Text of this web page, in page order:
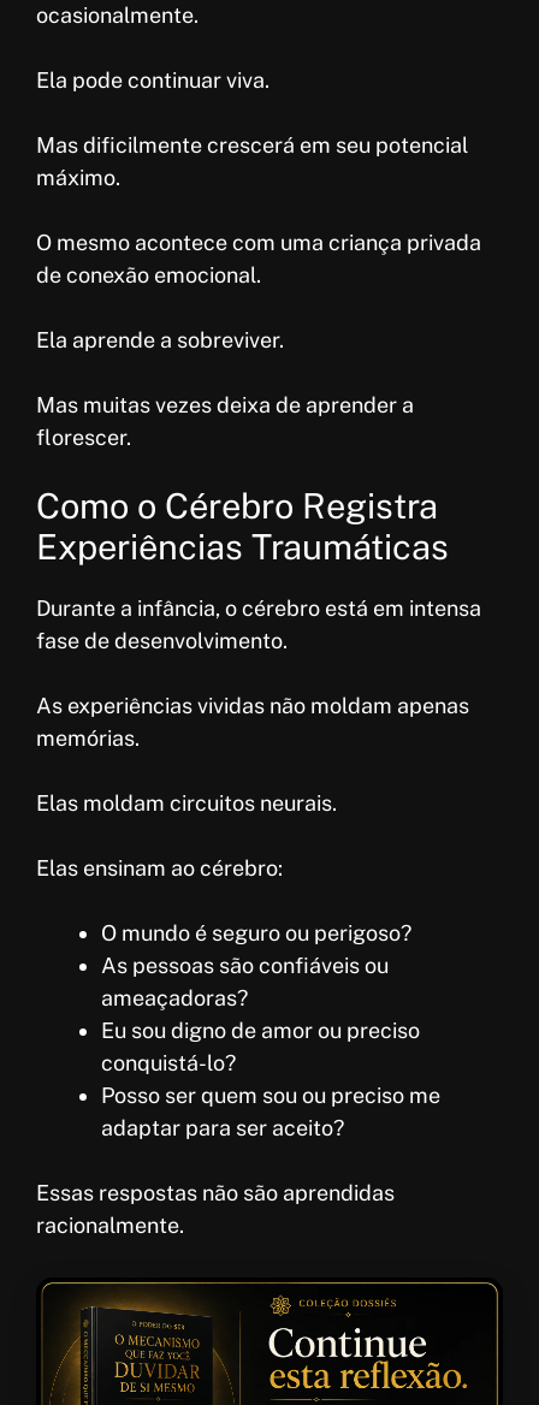
ocasionalmente.
Ela pode continuar viva.
Mas dificilmente crescerá em seu potencial
máximo.
O mesmo acontece com uma criança privada
de conexão emocional.
Ela aprende a sobreviver.
Mas muitas vezes deixa de aprender a
florescer.
Como o Cérebro Registra
Experiências Traumáticas
Durante a infância, o cérebro está em intensa
fase de desenvolvimento.
As experiências vividas não moldam apenas
memórias.
Elas moldam circuitos neurais.
Elas ensinam ao cérebro:
O mundo é seguro ou perigoso?
As pessoas são confiáveis ou
ameaçadoras?
Eu sou digno de amor ou preciso
conquistá-lo?
Posso ser quem sou ou preciso me
adaptar para ser aceito?
Essas respostas não são aprendidas
racionalmente.